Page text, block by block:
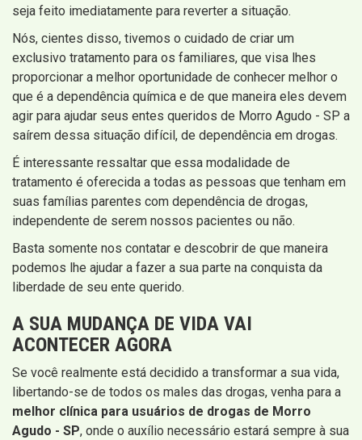
seja feito imediatamente para reverter a situação.
Nós, cientes disso, tivemos o cuidado de criar um
exclusivo tratamento para os familiares, que visa lhes
proporcionar a melhor oportunidade de conhecer melhor o
que é a dependência química e de que maneira eles devem
agir para ajudar seus entes queridos de Morro Agudo - SP a
saírem dessa situação difícil, de dependência em drogas.
É interessante ressaltar que essa modalidade de
tratamento é oferecida a todas as pessoas que tenham em
suas famílias parentes com dependência de drogas,
independente de serem nossos pacientes ou não.
Basta somente nos contatar e descobrir de que maneira
podemos lhe ajudar a fazer a sua parte na conquista da
liberdade de seu ente querido.
A SUA MUDANÇA DE VIDA VAI
ACONTECER AGORA
Se você realmente está decidido a transformar a sua vida,
libertando-se de todos os males das drogas, venha para a
melhor clínica para usuários de drogas de Morro
Agudo - SP, onde o auxílio necessário estará sempre à sua